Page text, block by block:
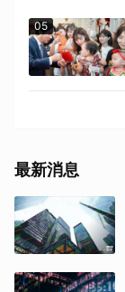
05
最新消息